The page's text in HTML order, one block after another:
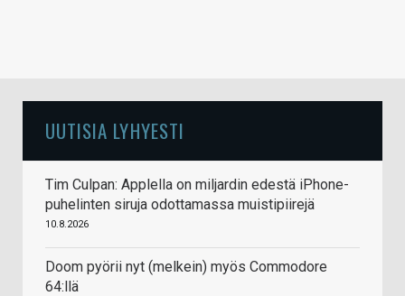
UUTISIA LYHYESTI
Tim Culpan: Applella on miljardin edestä iPhone-
puhelinten siruja odottamassa muistipiirejä
10.8.2026
Doom pyörii nyt (melkein) myös Commodore
64:llä